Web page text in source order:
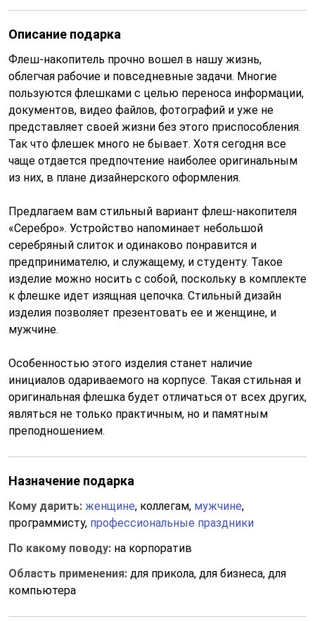
Описание подарка
Флеш-накопитель прочно вошел в нашу жизнь,
облегчая рабочие и повседневные задачи. Многие
пользуются флешками с целью переноса информации,
документов, видео файлов, фотографий и уже не
представляет своей жизни без этого приспособления.
Так что флешек много не бывает. Хотя сегодня все
чаще отдается предпочтение наиболее оригинальным
из них, в плане дизайнерского оформления.
Предлагаем вам стильный вариант флеш-накопителя
«Серебро». Устройство напоминает небольшой
серебряный слиток и одинаково понравится и
предпринимателю, и служащему, и студенту. Такое
изделие можно носить с собой, поскольку в комплекте
к флешке идет изящная цепочка. Стильный дизайн
изделия позволяет презентовать ее и женщине, и
мужчине.
Особенностью этого изделия станет наличие
инициалов одариваемого на корпусе. Такая стильная и
оригинальная флешка будет отличаться от всех других,
являться не только практичным, но и памятным
преподношением.
Назначение подарка
Кому дарить: женщине, коллегам, мужчине,
программисту, профессиональные праздники
По какому поводу: на корпоратив
Область применения: для прикола, для бизнеса, для
компьютера